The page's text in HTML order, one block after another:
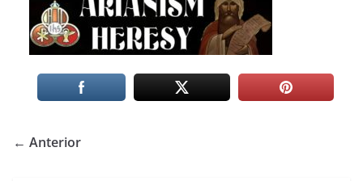
← Anterior